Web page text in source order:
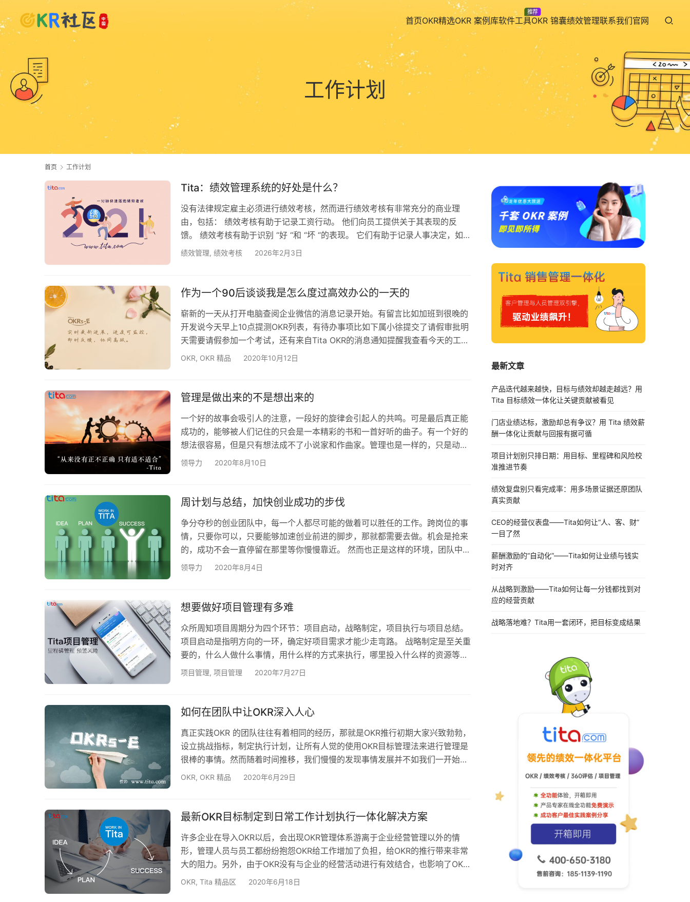
首页OKR精选OKR 案例库软件工具
推荐
OKR 锦囊绩效管理联系我们官网
工作计划
首页 工作计划
Tita：绩效管理系统的好处是什么？
没有法律规定雇主必须进行绩效考核，然而进行绩效考核有非常充分的商业理
由，包括： 绩效考核有助于记录工资行动。 他们向员工提供关于其表现的反
馈。 绩效考核有助于识别 “好 “和 “坏 “的表现。 它们有助于记录人事决定，如
晋升和纪律。 他们协助管理层做出保留或终止的决定。 绩效考核有助于确定培
加一致。正确…
绩效管理, 绩效考核 2026年2月3日
作为一个90后谈谈我是怎么度过高效办公的一天的
崭新的一天从打开电脑查阅企业微信的消息记录开始。有留言比如加班到很晚的
开发说今天早上10点提测OKR列表，有待办事项比如下属小徐提交了请假审批明
天需要请假参加一个考试，还有来自Tita OKR的消息通知提醒我查看今天的工作
计划。 快速完成小徐的审批申请，点开Tita查看本月OKR下今天应该进行的执行
一秒都花在刀刃上，一份清晰的计划表成为我的首选。 明确了今天…
OKR, OKR 精品 2020年10月12日
管理是做出来的不是想出来的
一个好的故事会吸引人的注意，一段好的旋律会引起人的共鸣。可是最后真正能
成功的，能够被人们记住的只会是一本精彩的书和一首好听的曲子。有一个好的
想法很容易，但是只有想法成不了小说家和作曲家。管理也是一样的，只是动脑
筋去想怎么带好团队是不会取得真正的成效的，好的管理方式必定是实验出来
做了什么?工作完成到什么程度？成果如何？ 理想化的管理当然是下级能够及时
领导力 2020年8月10日
周计划与总结，加快创业成功的步伐
争分夺秒的创业团队中，每一个人都尽可能的做着可以胜任的工作。跨岗位的事
情，只要你可以，只要能够加速创业前进的脚步，那就都需要去做。机会是抢来
的，成功不会一直停留在那里等你慢慢靠近。 然而也正是这样的环境，团队中每
个人每天都可能面临着一堆突发事件，反而扰乱了自己本来应该去完成的事情。
一件事情的时间，就怕被突然事情打乱了整个节奏。 事情很多，每一件看似都很
领导力 2020年8月4日
想要做好项目管理有多难
众所周知项目周期分为四个环节：项目启动，战略制定，项目执行与项目总结。
项目启动是指明方向的一环，确定好项目需求才能少走弯路。 战略制定是至关重
要的，什么人做什么事情，用什么样的方式来执行，哪里投入什么样的资源等等
问题都在这里需要得到规划，战略制定的好执行就能避免很多意外情况。尤其是
一致，如何能及时发现风险点是一个非常关键的地方。追踪控制好了进度才能取
项目管理, 项目管理 2020年7月27日
如何在团队中让OKR深入人心
真正实践OKR 的团队往往有着相同的经历，那就是OKR推行初期大家兴致勃勃，
设立挑战指标，制定执行计划，让所有人觉的使用OKR目标管理法来进行管理是
很棒的事情。然而随着时间推移，我们慢慢的发现事情发展并不如我们一开始设
想的好，为什么呢？ 或许是：每天都会有一些突发事情，并且看起来需要立刻被
并没有带来什么改变，忽略这个没什么改变的目标吧。 总结下来的共同…
OKR, OKR 精品 2020年6月29日
最新OKR目标制定到日常工作计划执行一体化解决方案
许多企业在导入OKR以后，会出现OKR管理体系游离于企业经营管理以外的情
形，管理人员与员工都纷纷抱怨OKR给工作增加了负担，给OKR的推行带来非常
大的阻力。另外，由于OKR没有与企业的经营活动进行有效结合，也影响了OKR
实施的效果。 为什么？ 大多数企业在OKR制定完成后，明确了目标，解决了“我
OKR, Tita 精品区 2020年6月18日
最新文章
产品迭代越来越快，目标与绩效却越走越远？用
Tita 目标绩效一体化让关键贡献被看见
门店业绩达标，激励却总有争议？用 Tita 绩效薪
酬一体化让贡献与回报有据可循
项目计划别只排日期：用目标、里程碑和风险校
准推进节奏
绩效复盘别只看完成率：用多场景证据还原团队
真实贡献
CEO的经营仪表盘——Tita如何让“人、客、财”
一目了然
薪酬激励的“自动化”——Tita如何让业绩与钱实
时对齐
从战略到激励——Tita如何让每一分钱都找到对
应的经营贡献
战略落地难？Tita用一套闭环，把目标变成结果